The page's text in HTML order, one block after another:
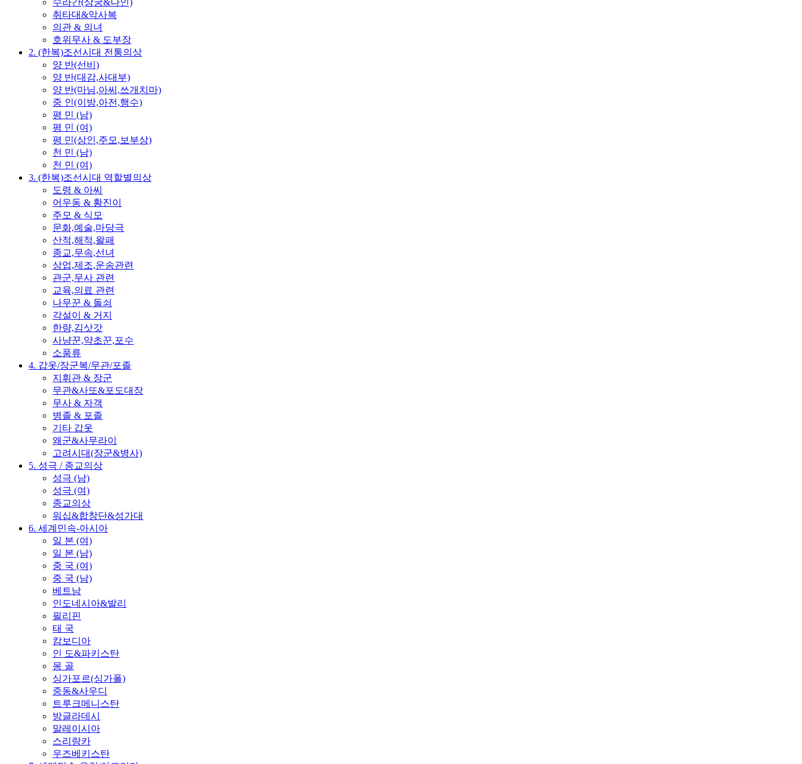
수라간(상궁&나인)
취타대&악사복
의관 & 의녀
호위무사 & 도부장
2. (한복)조선시대 전통의상
양 반(선비)
양 반(대감,사대부)
양 반(마님,아씨,쓰개치마)
중 인(이방,아전,행수)
평 민 (남)
평 민 (여)
평 민(상인,주모,보부상)
천 민 (남)
천 민 (여)
3. (한복)조선시대 역할별의상
도령 & 아씨
어우동 & 황진이
주모 & 식모
문화,예술,마당극
산적,해적,왈패
종교,무속,선녀
상업,제조,운송관련
관군,무사 관련
교육,의료 관련
나무꾼 & 돌쇠
각설이 & 거지
한량,김삿갓
사냥꾼,약초꾼,포수
소품류
4. 갑옷/장군복/무관/포졸
지휘관 & 장군
무관&사또&포도대장
무사 & 자객
병졸 & 포졸
기타 갑옷
왜군&사무라이
고려시대(장군&병사)
5. 성극 / 종교의상
성극 (남)
성극 (여)
종교의상
워십&합창단&성가대
6. 세계민속-아시아
일 본 (여)
일 본 (남)
중 국 (여)
중 국 (남)
베트남
인도네시아&발리
필리핀
태 국
캄보디아
인 도&파키스탄
몽 골
싱가포르(싱가폴)
중동&사우디
트루크메니스탄
방글라데시
말레이시아
스리랑카
우즈베키스탄